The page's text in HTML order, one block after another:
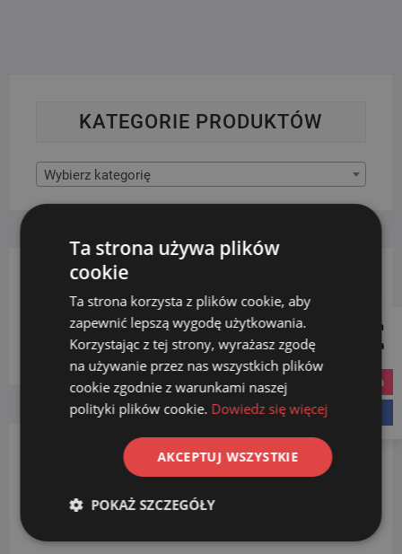
KATEGORIE PRODUKTÓW
Wybierz kategorię
FILTRUJ WG RODZAJU
kosze metalowe
FILTRUJ WG. POJEMNOŚCI
Follow us on
Social Media
instagram
Ta strona używa plików
cookie
Ta strona korzysta z plików cookie, aby
zapewnić lepszą wygodę użytkowania.
Korzystając z tej strony, wyrażasz zgodę
na używanie przez nas wszystkich plików
cookie zgodnie z warunkami naszej
polityki plików cookie. Dowiedz się więcej
AKCEPTUJ WSZYSTKIE
POKAŻ SZCZEGÓŁY